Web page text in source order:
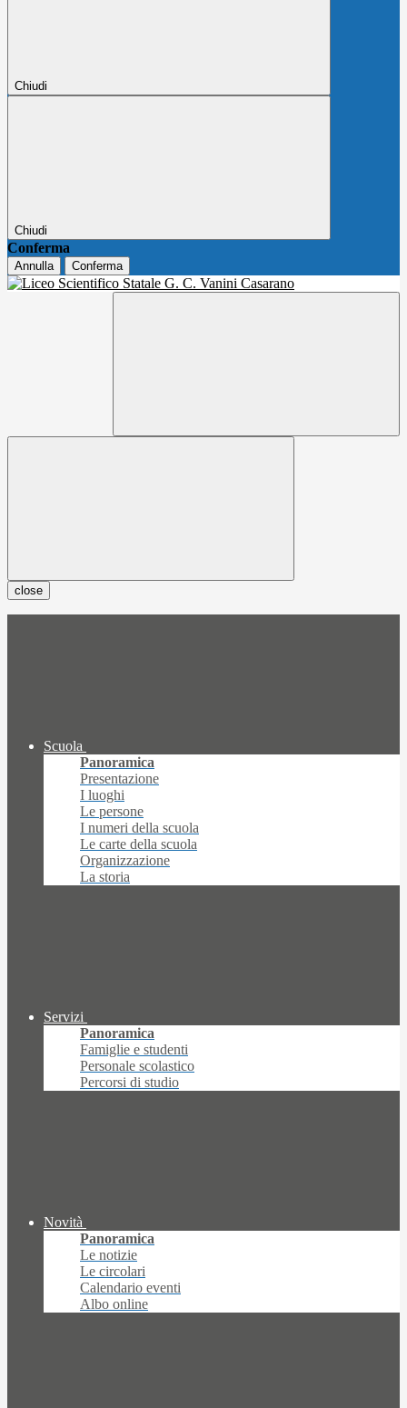
Chiudi
Chiudi
Conferma
Annulla Conferma
close
Scuola
Panoramica
Presentazione
I luoghi
Le persone
I numeri della scuola
Le carte della scuola
Organizzazione
La storia
Servizi
Panoramica
Famiglie e studenti
Personale scolastico
Percorsi di studio
Novità
Panoramica
Le notizie
Le circolari
Calendario eventi
Albo online